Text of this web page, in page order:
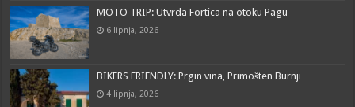
MOTO TRIP: Utvrda Fortica na otoku Pagu
6 lipnja, 2026
BIKERS FRIENDLY: Prgin vina, Primošten Burnji
4 lipnja, 2026